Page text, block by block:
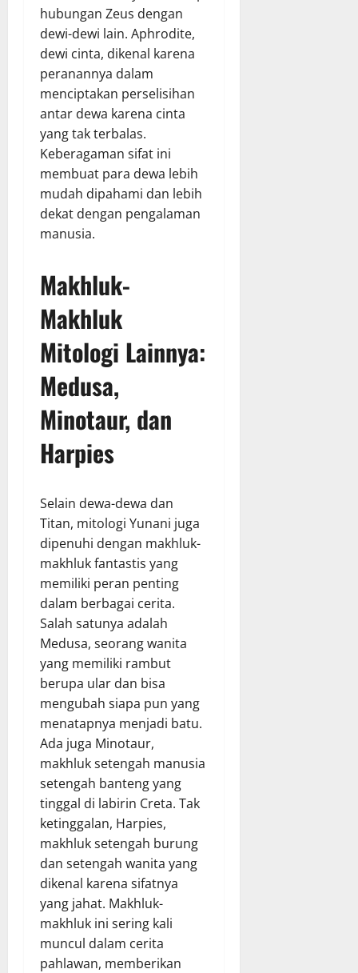
hubungan Zeus dengan
dewi-dewi lain. Aphrodite,
dewi cinta, dikenal karena
peranannya dalam
menciptakan perselisihan
antar dewa karena cinta
yang tak terbalas.
Keberagaman sifat ini
membuat para dewa lebih
mudah dipahami dan lebih
dekat dengan pengalaman
manusia.
Makhluk-
Makhluk
Mitologi Lainnya:
Medusa,
Minotaur, dan
Harpies
Selain dewa-dewa dan
Titan, mitologi Yunani juga
dipenuhi dengan makhluk-
makhluk fantastis yang
memiliki peran penting
dalam berbagai cerita.
Salah satunya adalah
Medusa, seorang wanita
yang memiliki rambut
berupa ular dan bisa
mengubah siapa pun yang
menatapnya menjadi batu.
Ada juga Minotaur,
makhluk setengah manusia
setengah banteng yang
tinggal di labirin Creta. Tak
ketinggalan, Harpies,
makhluk setengah burung
dan setengah wanita yang
dikenal karena sifatnya
yang jahat. Makhluk-
makhluk ini sering kali
muncul dalam cerita
pahlawan, memberikan